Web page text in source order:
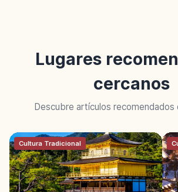
Lugares
cercanos
Descubre artículos recomendados
Cultura Tradicional